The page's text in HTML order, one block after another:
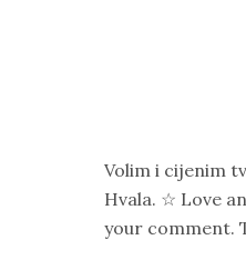
Volim i cijenim
Hvala. ☆ Love
your comment.